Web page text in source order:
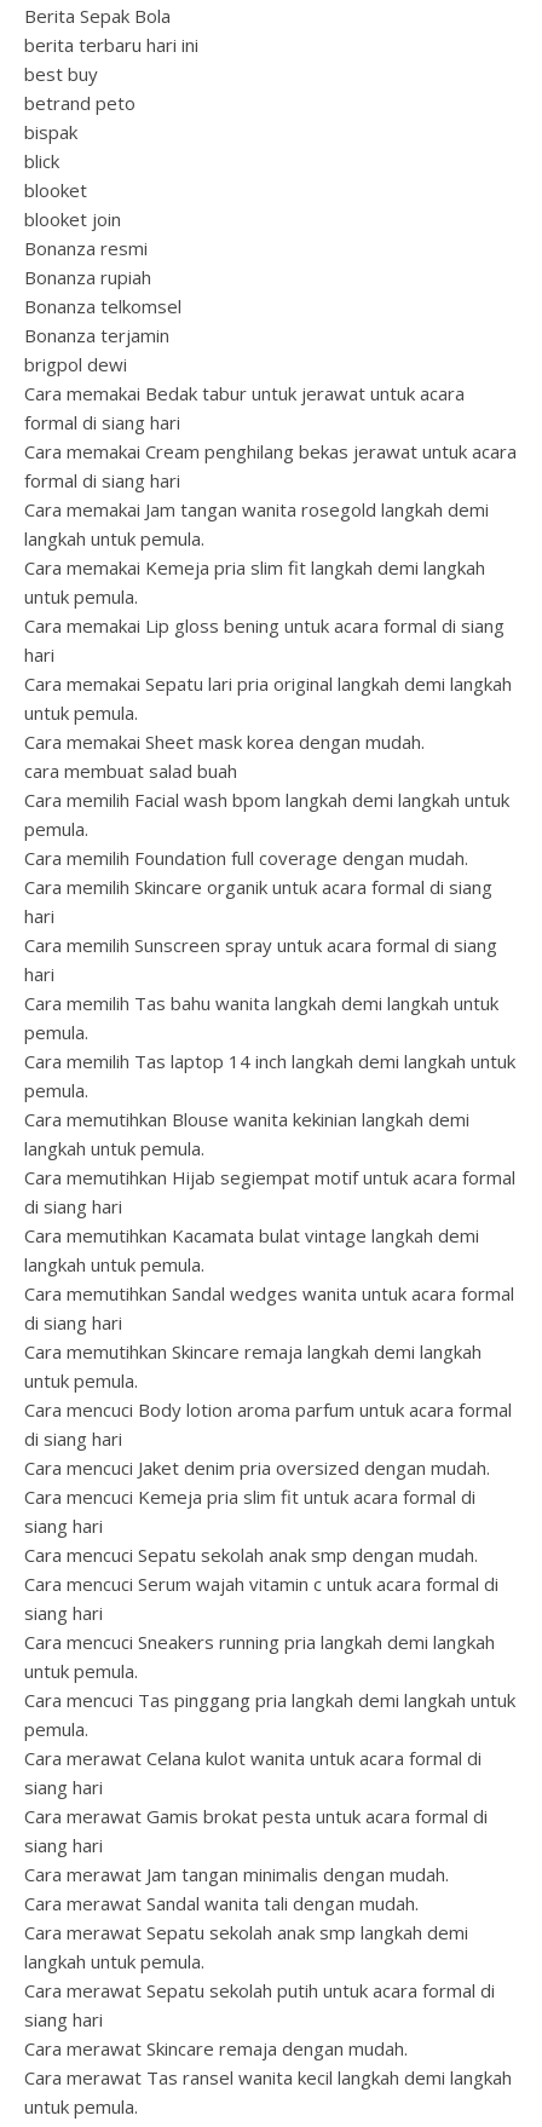
Berita Sepak Bola
berita terbaru hari ini
best buy
betrand peto
bispak
blick
blooket
blooket join
Bonanza resmi
Bonanza rupiah
Bonanza telkomsel
Bonanza terjamin
brigpol dewi
Cara memakai Bedak tabur untuk jerawat untuk acara
formal di siang hari
Cara memakai Cream penghilang bekas jerawat untuk acara
formal di siang hari
Cara memakai Jam tangan wanita rosegold langkah demi
langkah untuk pemula.
Cara memakai Kemeja pria slim fit langkah demi langkah
untuk pemula.
Cara memakai Lip gloss bening untuk acara formal di siang
hari
Cara memakai Sepatu lari pria original langkah demi langkah
untuk pemula.
Cara memakai Sheet mask korea dengan mudah.
cara membuat salad buah
Cara memilih Facial wash bpom langkah demi langkah untuk
pemula.
Cara memilih Foundation full coverage dengan mudah.
Cara memilih Skincare organik untuk acara formal di siang
hari
Cara memilih Sunscreen spray untuk acara formal di siang
hari
Cara memilih Tas bahu wanita langkah demi langkah untuk
pemula.
Cara memilih Tas laptop 14 inch langkah demi langkah untuk
pemula.
Cara memutihkan Blouse wanita kekinian langkah demi
langkah untuk pemula.
Cara memutihkan Hijab segiempat motif untuk acara formal
di siang hari
Cara memutihkan Kacamata bulat vintage langkah demi
langkah untuk pemula.
Cara memutihkan Sandal wedges wanita untuk acara formal
di siang hari
Cara memutihkan Skincare remaja langkah demi langkah
untuk pemula.
Cara mencuci Body lotion aroma parfum untuk acara formal
di siang hari
Cara mencuci Jaket denim pria oversized dengan mudah.
Cara mencuci Kemeja pria slim fit untuk acara formal di
siang hari
Cara mencuci Sepatu sekolah anak smp dengan mudah.
Cara mencuci Serum wajah vitamin c untuk acara formal di
siang hari
Cara mencuci Sneakers running pria langkah demi langkah
untuk pemula.
Cara mencuci Tas pinggang pria langkah demi langkah untuk
pemula.
Cara merawat Celana kulot wanita untuk acara formal di
siang hari
Cara merawat Gamis brokat pesta untuk acara formal di
siang hari
Cara merawat Jam tangan minimalis dengan mudah.
Cara merawat Sandal wanita tali dengan mudah.
Cara merawat Sepatu sekolah anak smp langkah demi
langkah untuk pemula.
Cara merawat Sepatu sekolah putih untuk acara formal di
siang hari
Cara merawat Skincare remaja dengan mudah.
Cara merawat Tas ransel wanita kecil langkah demi langkah
untuk pemula.